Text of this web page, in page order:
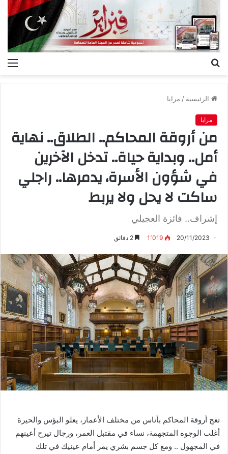
الرئيسية / مرايا
مرايا
من أروقة المحاكم.. الطلاق.. نهاية
أمل.. وبداية حياة.. تدخل الآخرين
في شؤون الأسرة، يدمرها.. راجلي
ساكت لا يحل ولا يربط
إشراف.. فائزة العجيلي
20/11/2023 1٬019
تعج أروقة المحاكم بأناس من مختلف الأعمار، يعلو البؤس والحيرة
أغلب الوجوه المتجهمة، نساء في مقتبل العمر، ورجال تيرح أعينهم
في المجهول .. ومع كل جسم بشري يمر أمام عينيك في تلك